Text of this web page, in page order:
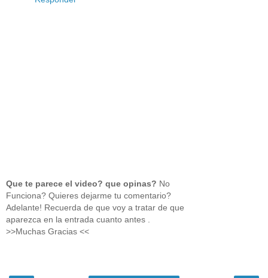
Que te parece el video? que opinas? No
Funciona? Quieres dejarme tu comentario?
Adelante! Recuerda de que voy a tratar de que
aparezca en la entrada cuanto antes .
>>Muchas Gracias <<